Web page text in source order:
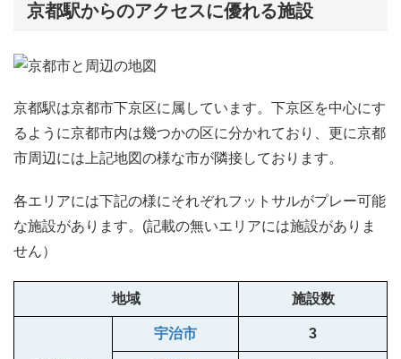
京都駅からのアクセスに優れる施設
京都駅は京都市下京区に属しています。下京区を中心にす
るように京都市内は幾つかの区に分かれており、更に京都
市周辺には上記地図の様な市が隣接しております。
各エリアには下記の様にそれぞれフットサルがプレー可能
な施設があります。(記載の無いエリアには施設がありま
せん）
地域 施設数
宇治市 3